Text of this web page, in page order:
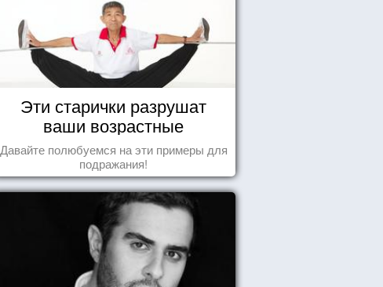
Эти старички разрушат
ваши возрастные
стереотипы
Давайте полюбуемся на эти примеры для
подражания!